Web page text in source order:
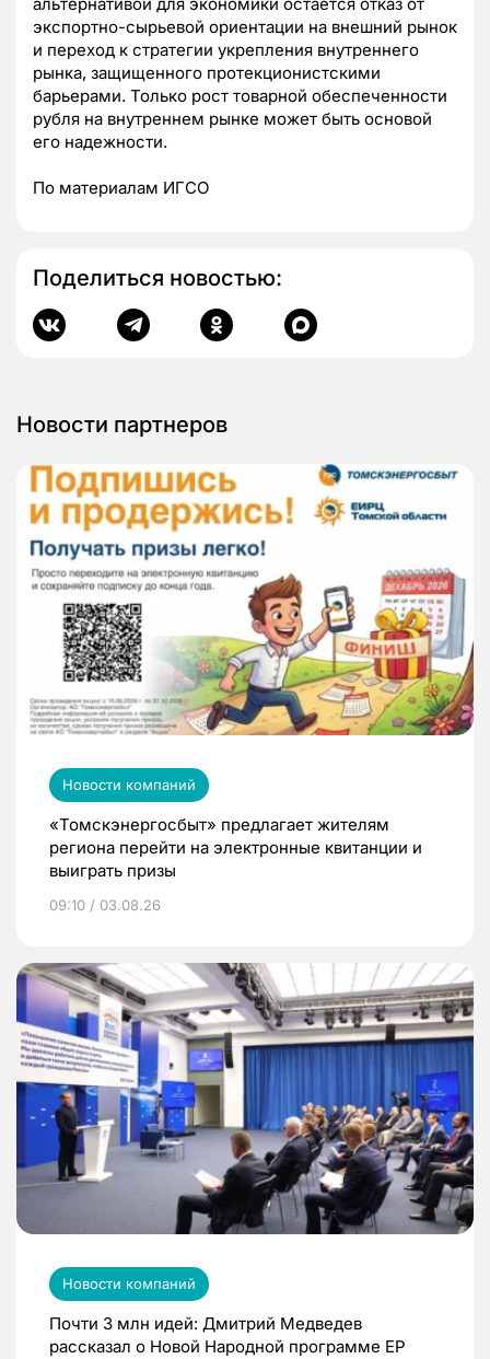
альтернативой для экономики остается отказ от
экспортно-сырьевой ориентации на внешний рынок
и переход к стратегии укрепления внутреннего
рынка, защищенного протекционистскими
барьерами. Только рост товарной обеспеченности
рубля на внутреннем рынке может быть основой
его надежности.
По материалам ИГСО
Поделиться новостью:
Новости партнеров
Новости компаний
«Томскэнергосбыт» предлагает жителям
региона перейти на электронные квитанции и
выиграть призы
09:10 / 03.08.26
Новости компаний
Почти 3 млн идей: Дмитрий Медведев
рассказал о Новой Народной программе ЕР